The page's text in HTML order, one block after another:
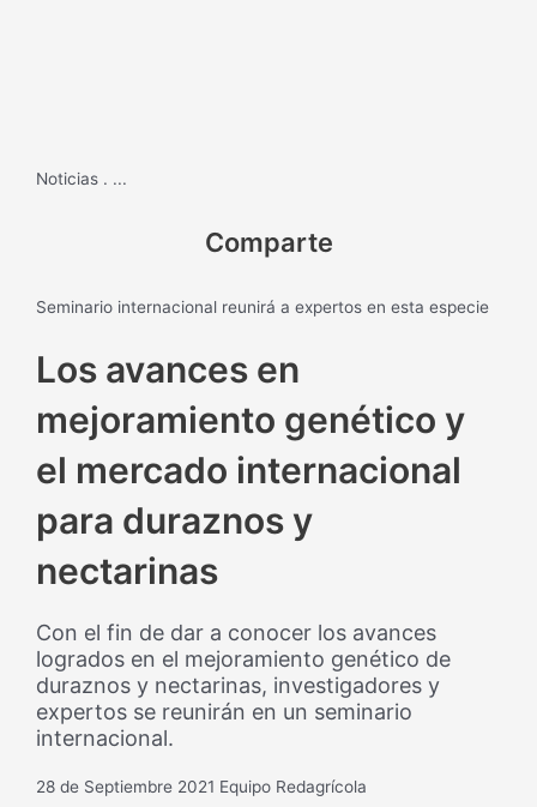
Noticias . ...
Comparte
Seminario internacional reunirá a expertos en esta especie
Los avances en
mejoramiento genético y
el mercado internacional
para duraznos y
nectarinas
Con el fin de dar a conocer los avances
logrados en el mejoramiento genético de
duraznos y nectarinas, investigadores y
expertos se reunirán en un seminario
internacional.
28 de Septiembre 2021 Equipo Redagrícola